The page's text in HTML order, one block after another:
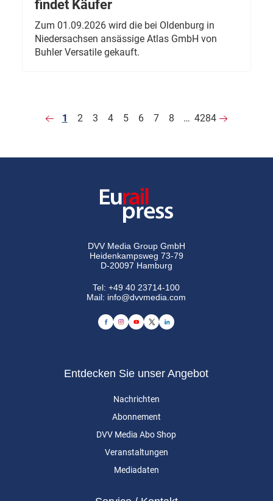
findet Käufer
Zum 01.09.2026 wird die bei Oldenburg in
Niedersachsen ansässige Atlas GmbH von
Buhler Versatile gekauft.
1 2 3 4 5 6 7 8 … 4284
DVV Media Group GmbH
Heidenkampsweg 73-79
D-20097 Hamburg
Tel:+49 40 23714-100
Mail: info@dvvmedia.com
Entdecken Sie unser Angebot
Nachrichten
Abonnement
DVV Media Abo Shop
Veranstaltungen
Mediadaten